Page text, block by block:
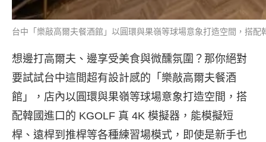
台中「樂敲高爾夫餐酒館」以圓環與果嶺等球場意象打造空間，搭
想邊打高爾夫、邊享受美食與微醺氛圍？那你絕對
要試試台中這間超有設計感的「樂敲高爾夫餐酒
館」，店內以圓環與果嶺等球場意象打造空間，搭
配韓國進口的 KGOLF 真 4K 模擬器，能模擬短
桿、遠桿到推桿等各種練習場模式，即使是新手也